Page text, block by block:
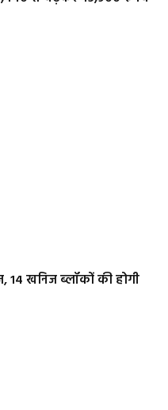
14 खनिज ब्लॉकों की होगी